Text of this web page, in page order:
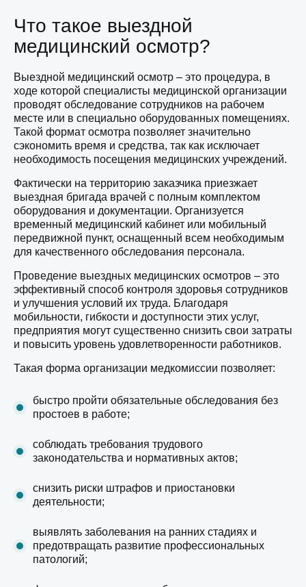
Что такое выездной
медицинский осмотр?
Выездной медицинский осмотр – это процедура, в
ходе которой специалисты медицинской организации
проводят обследование сотрудников на рабочем
месте или в специально оборудованных помещениях.
Такой формат осмотра позволяет значительно
сэкономить время и средства, так как исключает
необходимость посещения медицинских учреждений.
Фактически на территорию заказчика приезжает
выездная бригада врачей с полным комплектом
оборудования и документации. Организуется
временный медицинский кабинет или мобильный
передвижной пункт, оснащенный всем необходимым
для качественного обследования персонала.
Проведение выездных медицинских осмотров – это
эффективный способ контроля здоровья сотрудников
и улучшения условий их труда. Благодаря
мобильности, гибкости и доступности этих услуг,
предприятия могут существенно снизить свои затраты
и повысить уровень удовлетворенности работников.
Такая форма организации медкомиссии позволяет:
быстро пройти обязательные обследования без
простоев в работе;
соблюдать требования трудового
законодательства и нормативных актов;
снизить риски штрафов и приостановки
деятельности;
выявлять заболевания на ранних стадиях и
предотвращать развитие профессиональных
патологий;